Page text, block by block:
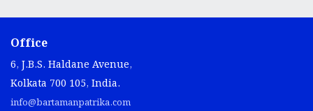
Office
6, J.B.S. Haldane Avenue,
Kolkata 700 105, India.
info@bartamanpatrika.com